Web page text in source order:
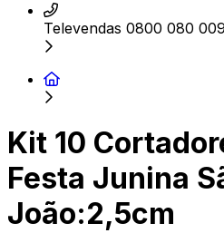
Televendas 0800 080
Kit 10
Festa Junina
João:2,5cm